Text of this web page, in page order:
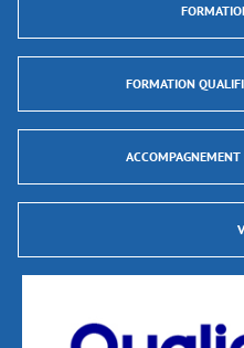
FORMATION
ACCOMPAGNEMENT